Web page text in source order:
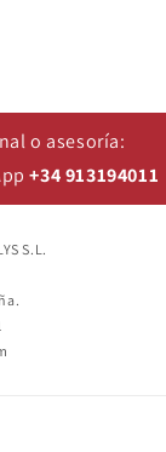
o asesoría:
+34 913194011
S.L.